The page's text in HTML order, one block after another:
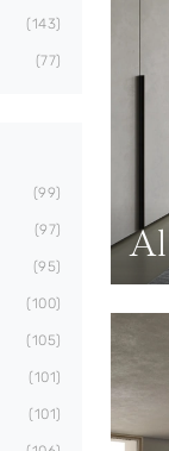
143
77
99
97
95
100
105
101
101